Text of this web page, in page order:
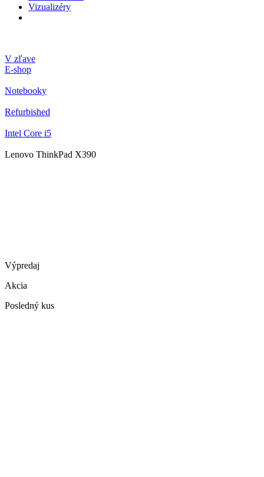
Vizualizéry
V zľave
E-shop
Notebooky
Refurbished
Intel Core i5
Lenovo ThinkPad X390
Výpredaj
Akcia
Posledný kus